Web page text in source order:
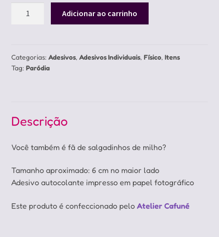
quantidade
Adicionar ao carrinho
Categorias: Adesivos, Adesivos Individuais, Físico, Itens
Tag: Paródia
Descrição
Você também é fã de salgadinhos de milho?
Tamanho aproximado: 6 cm no maior lado
Adesivo autocolante impresso em papel fotográfico
Este produto é confeccionado pelo Atelier Cafuné